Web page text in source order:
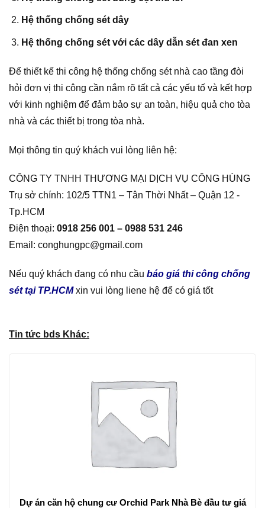
Hệ thống chống sét dây
Hệ thống chống sét với các dây dẫn sét đan xen
Để thiết kế thi công hệ thống chống sét nhà cao tầng đòi
hỏi đơn vị thi công cần nắm rõ tất cả các yếu tố và kết hợp
với kinh nghiệm để đảm bảo sự an toàn, hiệu quả cho tòa
nhà và các thiết bị trong tòa nhà.
Mọi thông tin quý khách vui lòng liên hệ:
CÔNG TY TNHH THƯƠNG MẠI DỊCH VỤ CÔNG HÙNG
Trụ sở chính: 102/5 TTN1 – Tân Thời Nhất – Quận 12 -
Tp.HCM
Điện thoại: 0918 256 001 – 0988 531 246
Email: conghungpc@gmail.com
Nếu quý khách đang có nhu cầu báo giá thi công chống
sét tại TP.HCMxin vui lòng liene hệ để có giá tốt
Tin tức bds Khác:
Dự án căn hộ chung cư Orchid Park Nhà Bè đầu tư giá